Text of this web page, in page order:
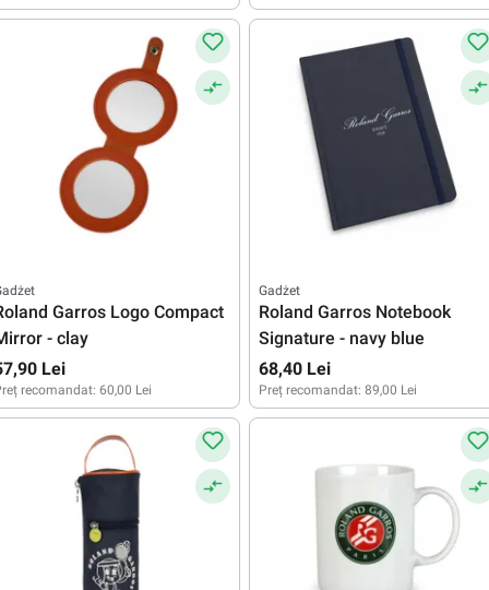
Garros Logo Compact
- clay
Lei
recomandat: 60,00 Lei
Gadżet
Roland Garros Notebook
Signature - navy blue
68,40 Lei
Preț recomandat: 89,00 Lei